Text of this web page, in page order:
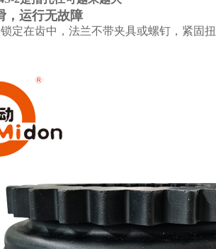
，运行无故障
定在齿中，法兰不带夹具或螺钉，紧固